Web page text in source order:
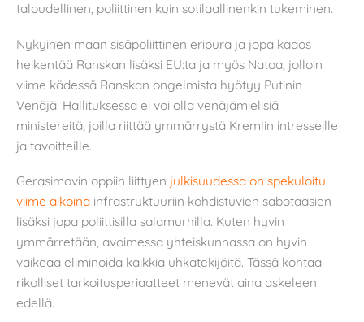
taloudellinen, poliittinen kuin sotilaallinenkin tukeminen.
Nykyinen maan sisäpoliittinen eripura ja jopa kaaos
heikentää Ranskan lisäksi EU:ta ja myös Natoa, jolloin
viime kädessä Ranskan ongelmista hyötyy Putinin
Venäjä. Hallituksessa ei voi olla venäjämielisiä
ministereitä, joilla riittää ymmärrystä Kremlin intresseille
ja tavoitteille.
Gerasimovin oppiin liittyen julkisuudessa on spekuloitu
viime aikoina infrastruktuuriin kohdistuvien sabotaasien
lisäksi jopa poliittisilla salamurhilla. Kuten hyvin
ymmärretään, avoimessa yhteiskunnassa on hyvin
vaikeaa eliminoida kaikkia uhkatekijöitä. Tässä kohtaa
rikolliset tarkoitusperiaatteet menevät aina askeleen
edellä.